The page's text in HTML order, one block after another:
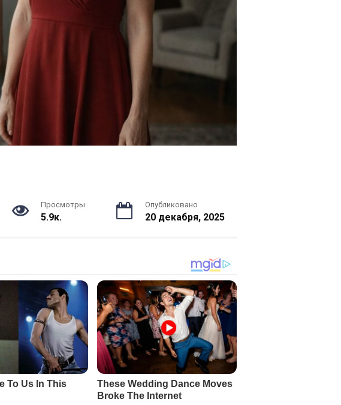
Просмотры
5.9к.
Опубликовано
20 декабря, 2025